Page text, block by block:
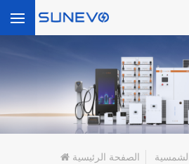
الصفحة الرئيسية